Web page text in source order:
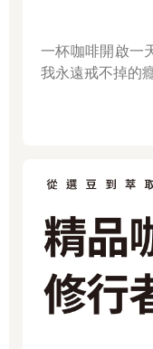
一杯咖啡開啟一
我永遠戒不掉的癮